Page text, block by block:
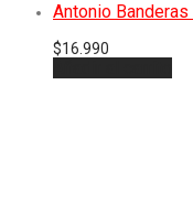
Antonio
$16.990